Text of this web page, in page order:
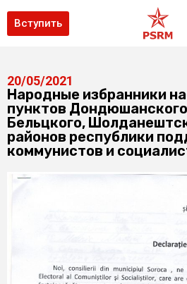
Вступить
20/05/2021
Народные избранники
пунктов
Бельцкого,
районов республики
коммунистов и